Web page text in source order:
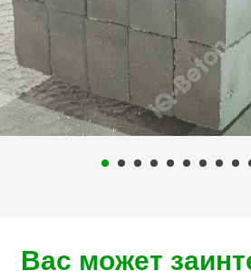
Вас может